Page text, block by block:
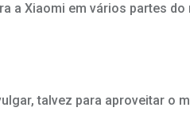
a Xiaomi em vários partes
talvez para aproveitar o